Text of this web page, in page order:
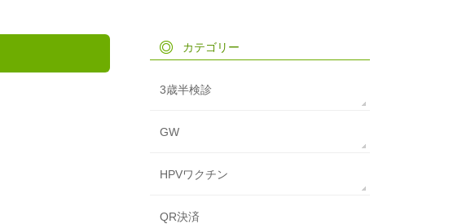
カテゴリー
3歳半検診
GW
HPVワクチン
QR決済